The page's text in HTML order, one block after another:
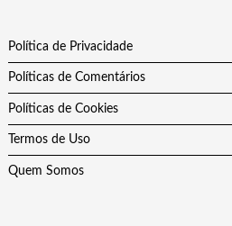
Política de Privacidade
Políticas de Comentários
Políticas de Cookies
Termos de Uso
Quem Somos